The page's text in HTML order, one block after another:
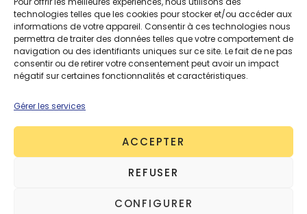
technologies telles que les cookies pour stocker et/ou accéder aux
informations de votre appareil. Consentir à ces technologies nous
permettra de traiter des données telles que votre comportement de
navigation ou des identifiants uniques sur ce site. Le fait de ne pas
consentir ou de retirer votre consentement peut avoir un impact
négatif sur certaines fonctionnalités et caractéristiques.
Gérer les services
ACCEPTER
REFUSER
CONFIGURER
économie circulaire. C’est une matière privilégiée
par les marques éco-responsables comme
Patine,Faguo,La French PiqueouLe Slip Français.